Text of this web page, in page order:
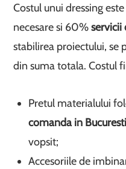
Costul unui dressing
necesare si 60%servicii
stabilirea proiectului, se
din suma totala. Costul
Pretul materialului
comanda in Bucuresti
vopsit;
Accesoriile de